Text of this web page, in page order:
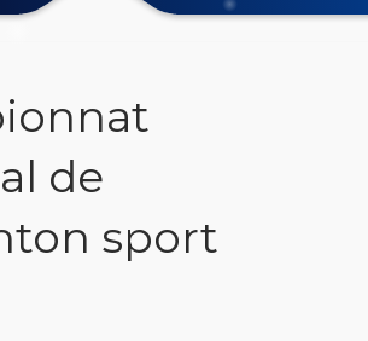
de
sport